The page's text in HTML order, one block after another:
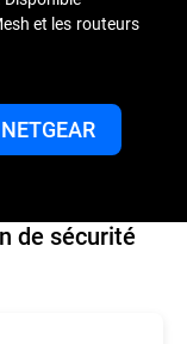
et les routeurs
de sécurité